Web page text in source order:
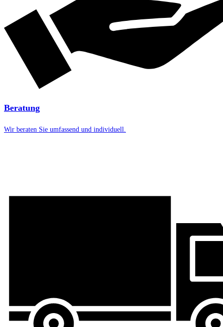
Beratung
Wir beraten Sie umfassend und individuell.